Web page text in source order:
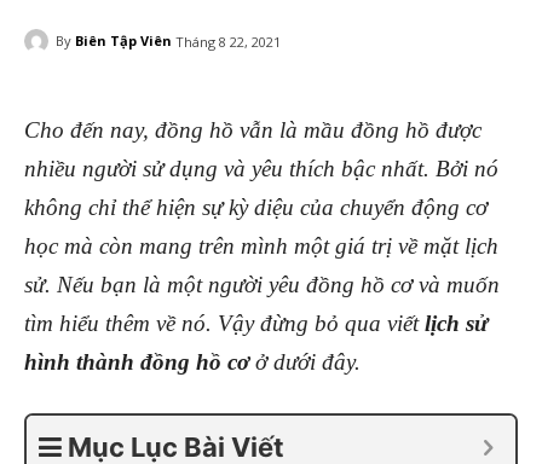
By Biên Tập Viên Tháng 8 22, 2021
Cho đến nay, đồng hồ vẫn là mầu đồng hồ được
nhiều người sử dụng và yêu thích bậc nhất. Bởi nó
không chỉ thể hiện sự kỳ diệu của chuyển động cơ
học mà còn mang trên mình một giá trị về mặt lịch
sử. Nếu bạn là một người yêu đồng hồ cơ và muốn
tìm hiểu thêm về nó. Vậy đừng bỏ qua viếtlịch sử
hình thành đồng hồ cơở dưới đây.
Mục Lục Bài Viết